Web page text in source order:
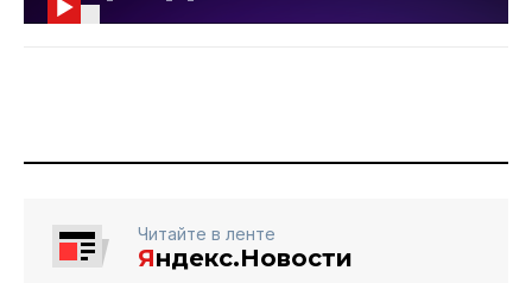
Читайте в ленте
Яндекс.Новости